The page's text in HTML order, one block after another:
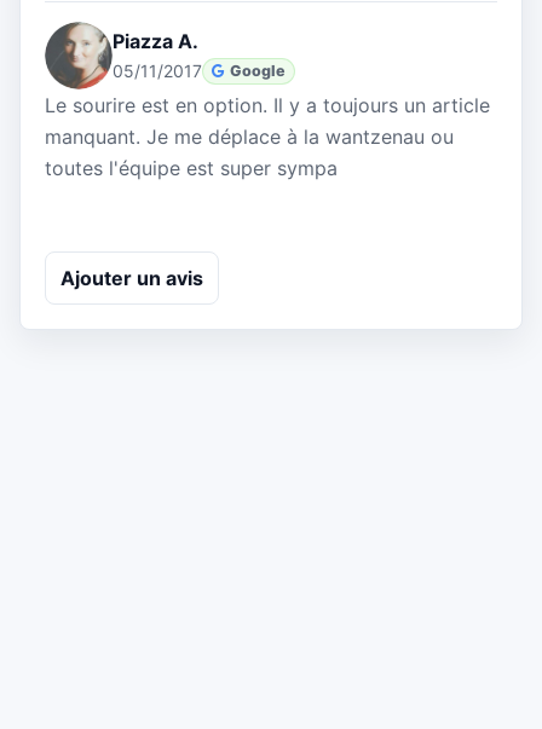
Piazza A.
05/11/2017 Google
Le sourire est en option. Il y a toujours un article
manquant. Je me déplace à la wantzenau ou
toutes l'équipe est super sympa
Ajouter un avis